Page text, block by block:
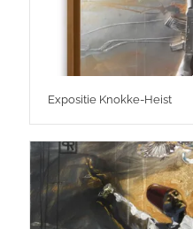
Expositie Knokke-Heist